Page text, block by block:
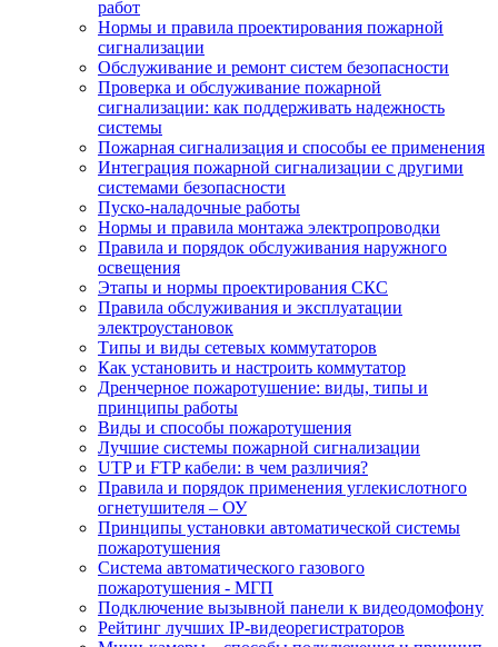
работ
Нормы и правила проектирования пожарной
сигнализации
Обслуживание и ремонт систем безопасности
Проверка и обслуживание пожарной
сигнализации: как поддерживать надежность
системы
Пожарная сигнализация и способы ее применения
Интеграция пожарной сигнализации с другими
системами безопасности
Пуско-наладочные работы
Нормы и правила монтажа электропроводки
Правила и порядок обслуживания наружного
освещения
Этапы и нормы проектирования СКС
Правила обслуживания и эксплуатации
электроустановок
Типы и виды сетевых коммутаторов
Как установить и настроить коммутатор
Дренчерное пожаротушение: виды, типы и
принципы работы
Виды и способы пожаротушения
Лучшие системы пожарной сигнализации
UTP и FTP кабели: в чем различия?
Правила и порядок применения углекислотного
огнетушителя – ОУ
Принципы установки автоматической системы
пожаротушения
Система автоматического газового
пожаротушения - МГП
Подключение вызывной панели к видеодомофону
Рейтинг лучших IP-видеорегистраторов